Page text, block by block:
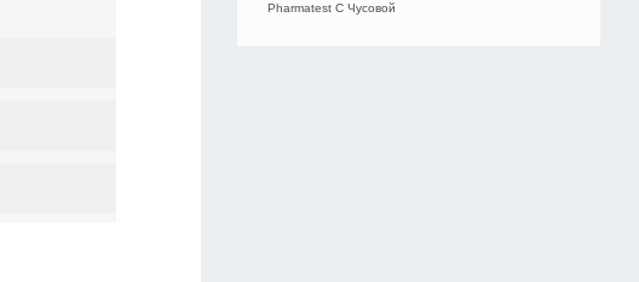
Pharmatest C Чусовой